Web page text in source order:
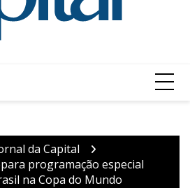
da Capital
programação especial
na Copa do Mundo